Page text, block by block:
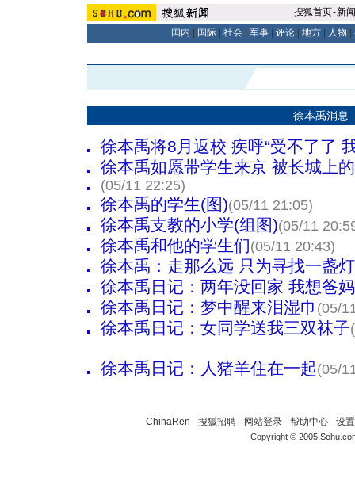
搜狐首页-新闻
国内
国际| 社会| 军事| 评论| 地方| 人物
徐本禹消息
徐本禹将8月返校 疾呼“受不了了
徐本禹如愿带学生来京 被长城上
(05/11 22:25)
徐本禹的学生(图)(05/11 21:05)
徐本禹支教的小学(组图)(05/11
徐本禹和他的学生们(05/11 20:43)
徐本禹：走那么远 只为寻找一盏灯
徐本禹日记：两年没回家 我想爸妈
徐本禹日记：梦中醒来泪湿巾 (05/
徐本禹日记：女同学送我三双袜子
徐本禹日记：人猪羊住在一起(05/
ChinaRen - 搜狐招聘 - 网站登录 - 帮助中心 - 设
Copyright © 2005